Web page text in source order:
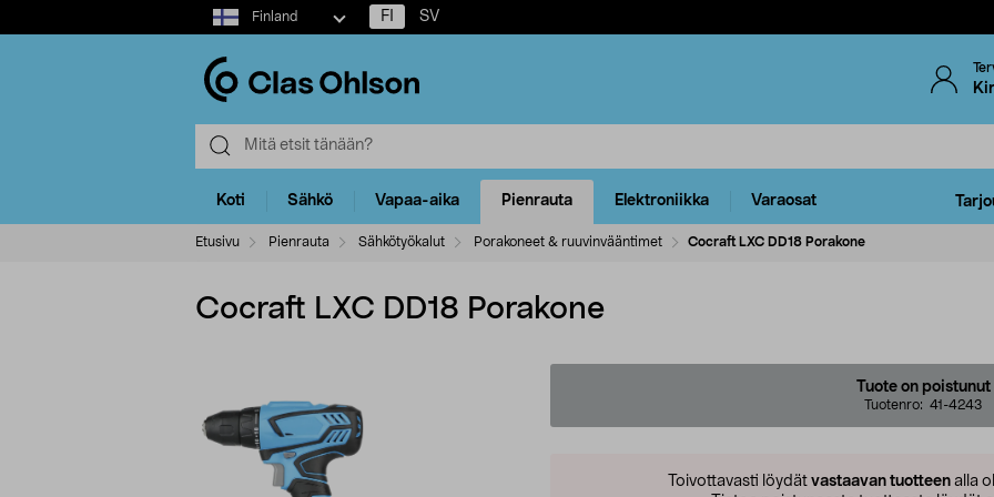
Select
market
Finland FI SV
Koti Sähkö Vapaa-aika Pienrauta Elektroniikka Varaosat
Etusivu Pienrauta Sähkötyökalut Porakoneet & ruuvinvääntimet Cocraft LXC DD18 Porakone
Cocraft LXC DD18 Porakone
Tuote on poistunut
Tuotenro: 41-4243
Toivottavasti löydät vastaavan tuotteen alla